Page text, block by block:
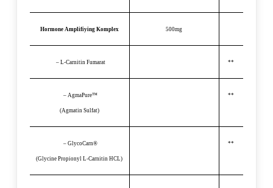
Hormone Amplifiying Komplex 500mg
– L-Carnitin Fumarat **
– AgmaPure™
(Agmatin Sulfat)
**
– GlycoCarn®
(Glycine Propionyl L-Carnitin HCL)
**